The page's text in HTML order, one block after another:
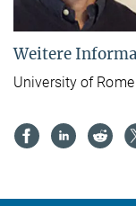
Weitere
University of Rome